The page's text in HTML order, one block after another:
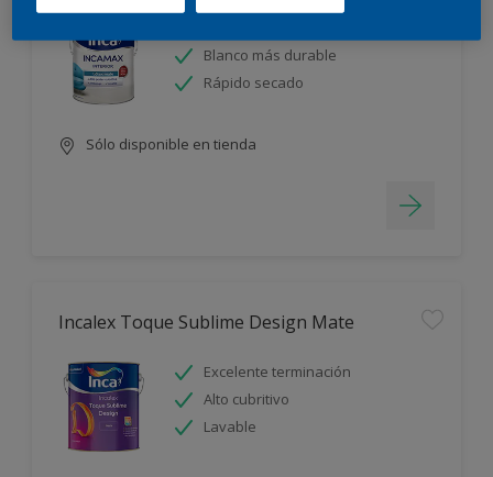
Blanco más durable
Rápido secado
Sólo disponible en tienda
Incalex Toque Sublime Design Mate
Excelente terminación
Alto cubritivo
Lavable